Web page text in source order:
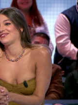
saber cómo se
“No voy
de
imagen…,
tenemos
“de una
muy…”.
cómo logró
no iba a durar